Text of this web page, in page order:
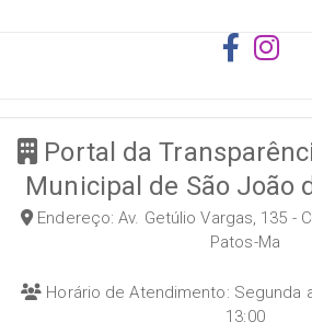
Portal da
Municipal de São João
Endereço: Av. Getúlio Vargas, 135 -
Patos-Ma
Horário de Atendimento: Segunda
13:00